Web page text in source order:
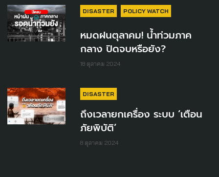
DISASTER POLICY WATCH
หมดฝนตุลาคม! น้ำท่วมภาค
กลาง ปิดจบหรือยัง?
18 ตุลาคม 2024
DISASTER
ถึงเวลายกเครื่อง ระบบ ‘เตือน
ภัยพิบัติ’
8 ตุลาคม 2024